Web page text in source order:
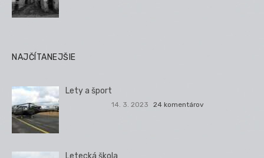
NAJČÍTANEJŠIE
Lety a šport
14. 3. 2023 24 komentárov